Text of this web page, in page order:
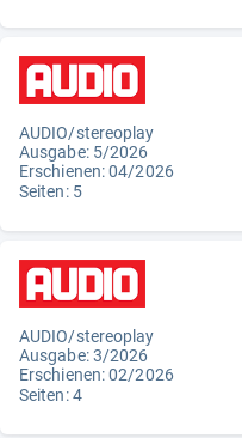
AUDIO/stereoplay
Ausgabe: 5/2026
Erschienen:04/2026
Seiten: 5
AUDIO/stereoplay
Ausgabe: 3/2026
Erschienen:02/2026
Seiten: 4